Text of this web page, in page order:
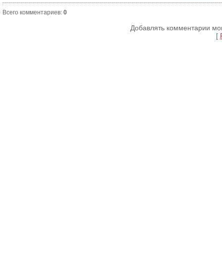
Всего комментариев: 0
Добавлять комментарии
[